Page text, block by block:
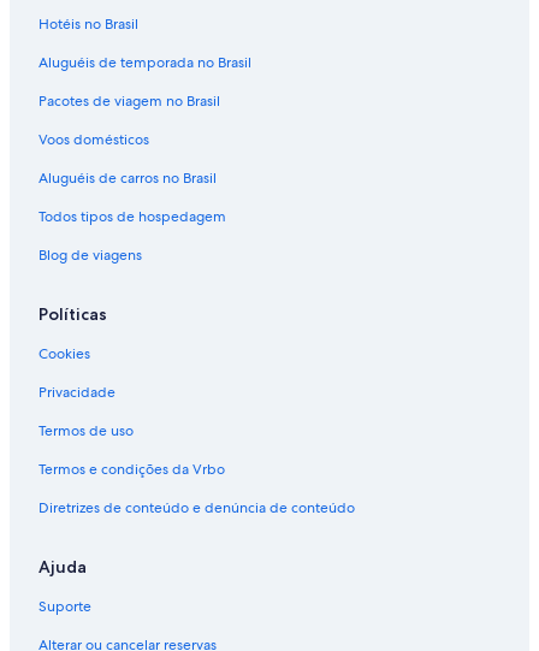
Hotéis no Brasil
Aluguéis de temporada no Brasil
Pacotes de viagem no Brasil
Voos domésticos
Aluguéis de carros no Brasil
Todos tipos de hospedagem
Blog de viagens
Políticas
Cookies
Privacidade
Termos de uso
Termos e condições da Vrbo
Diretrizes de conteúdo e denúncia de conteúdo
Ajuda
Suporte
Alterar ou cancelar reservas